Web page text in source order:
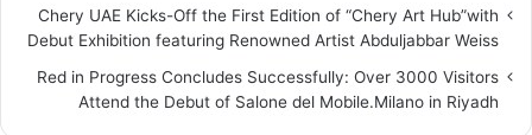
Chery UAE Kicks-Off the First Edition of “Chery Art Hub”with
Debut Exhibition featuring Renowned Artist Abduljabbar Weiss
Red in Progress Concludes Successfully: Over 3000 Visitors
Attend the Debut of Salone del Mobile.Milano in Riyadh